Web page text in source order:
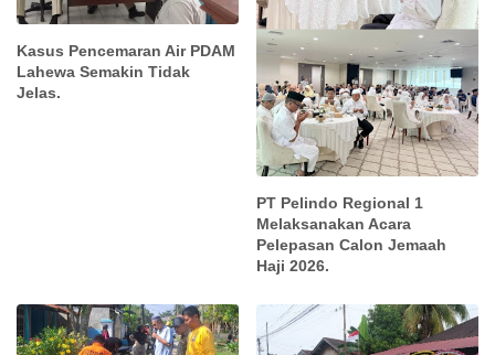
Kasus Pencemaran Air PDAM
Lahewa Semakin Tidak
Jelas.
PT Pelindo Regional 1
Melaksanakan Acara
Pelepasan Calon Jemaah
Haji 2026.